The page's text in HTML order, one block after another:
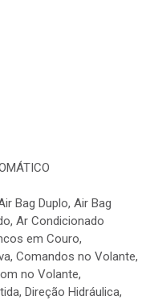
Bag Duplo, Air Bag
Ar Condicionado
em Couro,
Comandos no Volante,
no Volante,
Direção Hidráulica,